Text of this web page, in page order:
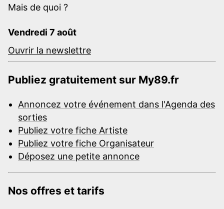
Mais de quoi ?
Vendredi 7 août
Ouvrir la newslettre
Publiez gratuitement sur My89.fr
Annoncez votre événement dans l'Agenda des
sorties
Publiez votre fiche Artiste
Publiez votre fiche Organisateur
Déposez une petite annonce
Nos offres et tarifs